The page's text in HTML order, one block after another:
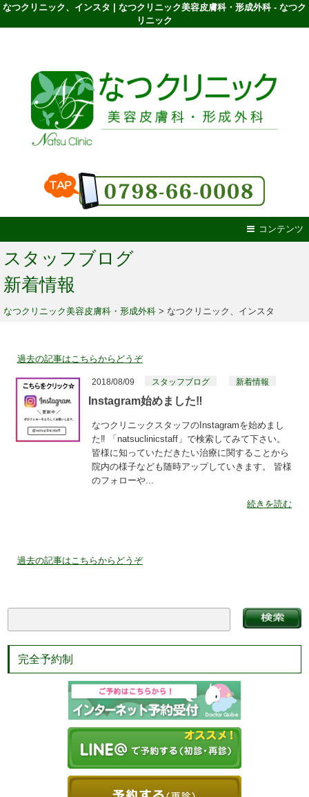
なつクリニック、インスタ | なつクリニック美容皮膚科・形成外科 - なつク
リニック
コンテンツ
スタッフブログ
新着情報
なつクリニック美容皮膚科・形成外科 > なつクリニック、インスタ
過去の記事はこちらからどうぞ
2018/08/09 スタッフブログ 新着情報
Instagram始めました‼
なつクリニックスタッフのInstagramを始めまし
た‼ 「natsuclinicstaff」で検索してみて下さい。
皆様に知っていただきたい治療に関することから
院内の様子なども随時アップしていきます。 皆様
のフォローや...
続きを読む
過去の記事はこちらからどうぞ
完全予約制